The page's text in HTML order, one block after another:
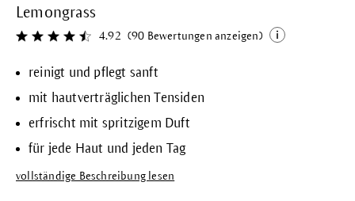
Lemongrass
Durchschnittliche Bewertung von 4.9 von 5 Sternen
4.92 (90 Bewertungen anzeigen)
reinigt und pflegt sanft
mit hautverträglichen Tensiden
erfrischt mit spritzigem Duft
für jede Haut und jeden Tag
vollständige Beschreibung lesen